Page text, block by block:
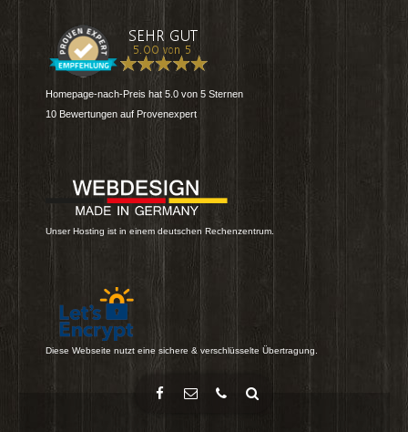
Homepage-nach-Preis hat 5.0 von 5 Sternen
10 Bewertungen auf Provenexpert
Unser Hosting ist in einem deutschen Rechenzentrum.
Diese Webseite nutzt eine sichere & verschlüsselte Übertragung.